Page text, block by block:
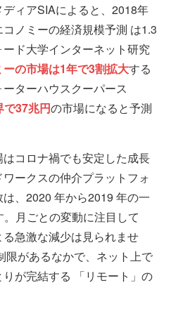
ィアSIAによると、2018年
ノミーの経済規模予測 は1.3
ド大学インターネット研究
の市場は1年で3割拡大する
ターハウスクーパース
で37兆円の市場になると予測
コロナ禍でも安定した成長
ークスの仲介プラットフォ
、2020 年から2019 年の一
月ごとの変動に注目して
急激な減少は見られませ
限があるなかで、ネット上で
が完結する 「リモート」の